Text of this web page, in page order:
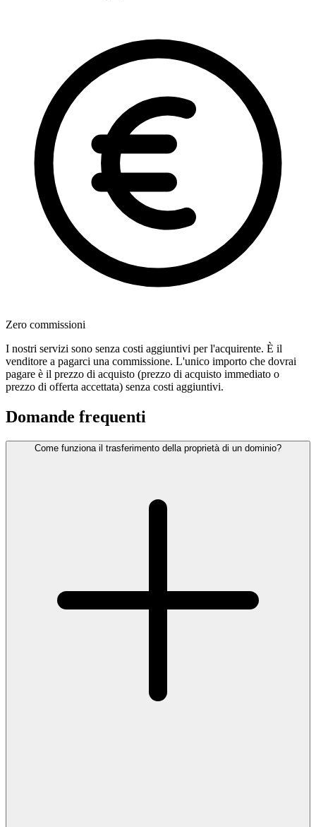
Zero commissioni
I nostri servizi sono senza costi aggiuntivi per l'acquirente. È il
venditore a pagarci una commissione. L'unico importo che dovrai
pagare è il prezzo di acquisto (prezzo di acquisto immediato o
prezzo di offerta accettata) senza costi aggiuntivi.
Domande frequenti
Come funziona il trasferimento della proprietà di un dominio?